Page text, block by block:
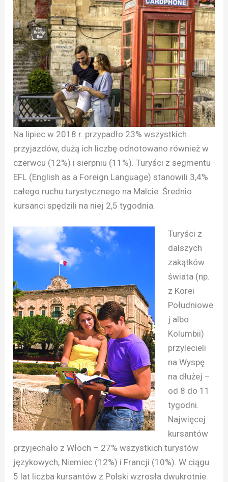
Na lipiec w 2018 r. przypadło 23% wszystkich
przyjazdów, dużą ich liczbę odnotowano również w
czerwcu (12%) i sierpniu (11%). Turyści z segmentu
EFL (English as a Foreign Language) stanowili 3,4%
całego ruchu turystycznego na Malcie. Średnio
kursanci spędzili na niej 2,5 tygodnia.
Turyści z
dalszych
zakątków
świata (np.
z Korei
Południowe
j albo
Kolumbii)
przylecieli
na Wyspę
na dłużej –
od 8 do 11
tygodni.
Najwięcej
kursantów
przyjechało z Włoch – 27% wszystkich turystów
językowych, Niemiec (12%) i Francji (10%). W ciągu
5 lat liczba kursantów z Polski wzrosła dwukrotnie.